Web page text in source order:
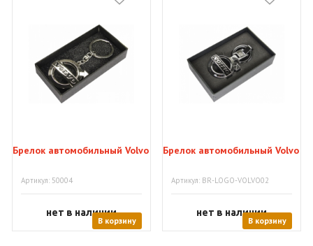
Брелок автомобильный Volvo
Артикул: 50004
нет в наличии
В корзину
Брелок автомобильный Volvo
Артикул: BR-LOGO-VOLVO02
нет в наличии
В корзину